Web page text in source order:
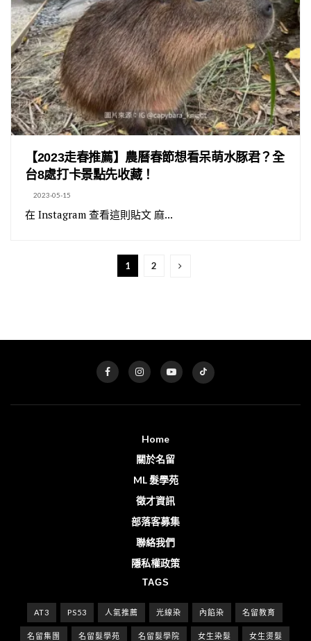
【2023走春推薦】農曆春節想看呆萌水豚君？全
台8處打卡景點先收藏！
2023-05-15
在 Instagram 查看這則貼文 麻...
1 2
Home
關於名留
ML 髮學苑
徵才資訊
部落客募集
聯絡我們
隱私權政策
TAGS
AT3 PS53 人氣推薦 光線染 內餡染 名留教育
名留集團 名留髮學苑 名留髮學院 女生染髮 女生燙髮